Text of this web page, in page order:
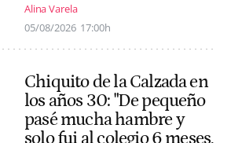
Alina Varela
05/08/2026 17:00h
Chiquito de la Calzada en
los años 30: "De pequeño
pasé mucha hambre y
solo fui al colegio 6 meses,